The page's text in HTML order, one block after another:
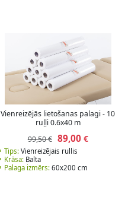
Vienreizējās lietošanas palagi - 10
ruļļi 0.6x40 m
99,50 € 89,00€
Tips: Vienreizējais rullis
Krāsa: Balta
Palaga izmērs: 60x200 cm